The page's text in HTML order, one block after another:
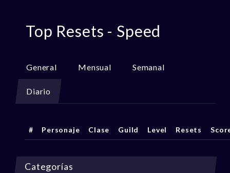
Top Resets - Speed
General Mensual Semanal
Diario
# Personaje Clase Guild Level Resets
Categorías